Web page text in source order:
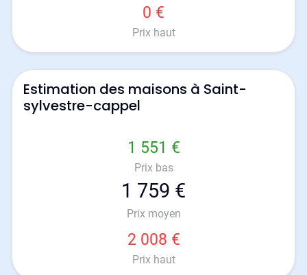
0 €
Prix haut
Estimation des maisons à Saint-
sylvestre-cappel
1 551 €
Prix bas
1 759 €
Prix moyen
2 008 €
Prix haut